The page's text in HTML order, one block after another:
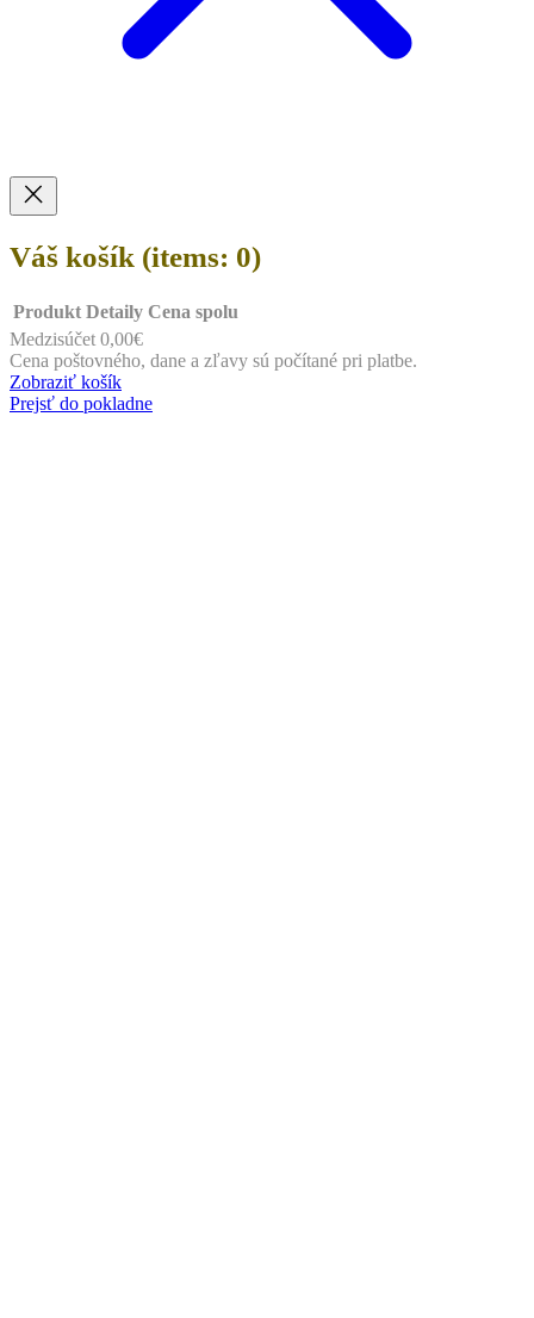
Váš košík (items: 0)
Produkty
v
Produkt Detaily Cena spolu
Medzisúčet 0,00€
Cena poštovného, dane a zľavy sú počítané pri platbe.
Zobraziť košík
Prejsť do pokladne